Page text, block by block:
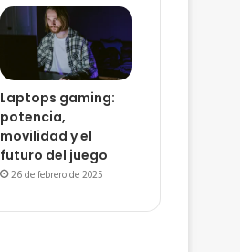
Laptops gaming:
potencia,
movilidad y el
futuro del juego
26 de febrero de 2025